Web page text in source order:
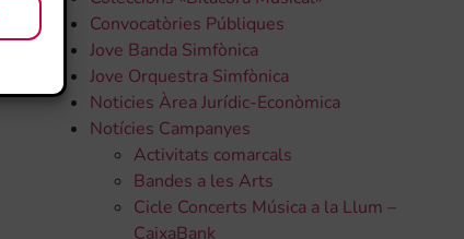
Convocatòries Públiques
Jove Banda Simfònica
Jove Orquestra Simfònica
Noticies Àrea Jurídic-Econòmica
Notícies Campanyes
Activitats comarcals
Bandes a les Arts
Cicle Concerts Música a la Llum –
CaixaBank